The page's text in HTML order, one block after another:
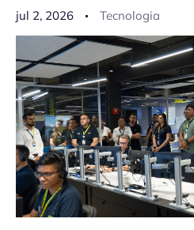
jul 2, 2026 Tecnologia